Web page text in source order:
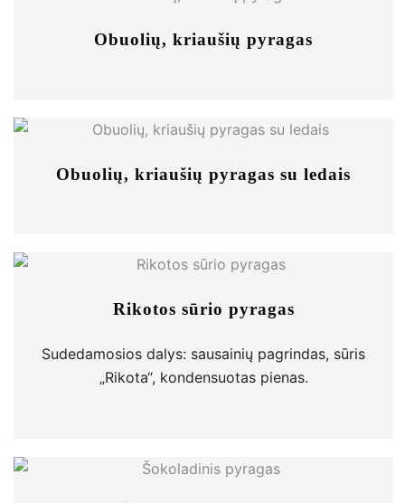
Obuolių, kriaušių pyragas
Obuolių, kriaušių pyragas su ledais
Rikotos sūrio pyragas
Sudedamosios dalys: sausainių pagrindas, sūris
„Rikota“, kondensuotas pienas.